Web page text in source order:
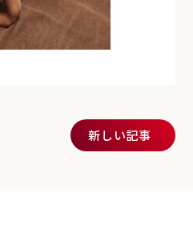
新しい記事